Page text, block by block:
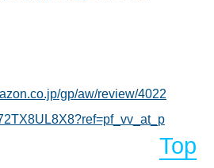
gp/aw/review/4022
Top